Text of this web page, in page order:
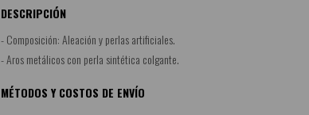
DESCRIPCIÓN
- Composición: Aleación y perlas artificiales.
- Aros metálicos con perla sintética colgante.
MÉTODOS Y COSTOS DE ENVÍO